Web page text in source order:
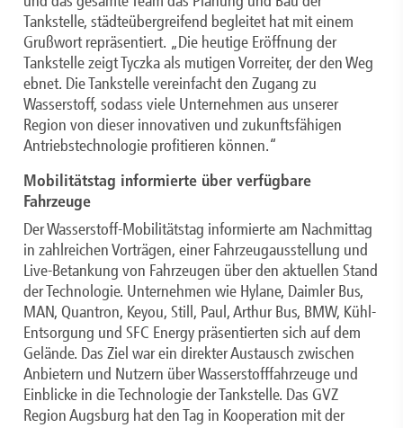
Tankstelle, städteübergreifend begleitet hat mit einem
Grußwort repräsentiert. „Die heutige Eröffnung der
Tankstelle zeigt Tyczka als mutigen Vorreiter, der den Weg
ebnet. Die Tankstelle vereinfacht den Zugang zu
Wasserstoff, sodass viele Unternehmen aus unserer
Region von dieser innovativen und zukunftsfähigen
Antriebstechnologie profitieren können.“
Mobilitätstag informierte über verfügbare
Fahrzeuge
Der Wasserstoff-Mobilitätstag informierte am Nachmittag
in zahlreichen Vorträgen, einer Fahrzeugausstellung und
Live-Betankung von Fahrzeugen über den aktuellen Stand
der Technologie. Unternehmen wie Hylane, Daimler Bus,
MAN, Quantron, Keyou, Still, Paul, Arthur Bus, BMW, Kühl-
Entsorgung und SFC Energy präsentierten sich auf dem
Gelände. Das Ziel war ein direkter Austausch zwischen
Anbietern und Nutzern über Wasserstofffahrzeuge und
Einblicke in die Technologie der Tankstelle. Das GVZ
Region Augsburg hat den Tag in Kooperation mit der